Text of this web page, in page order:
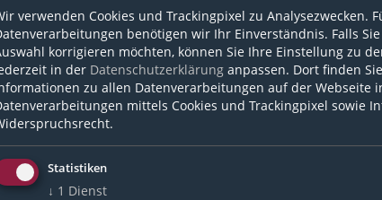
Anmelden
verwenden Cookies und Trackingpixel zu Analysezwecken.
benötigen wir Ihr Einverständnis. Falls
korrigieren möchten, können Sie Ihre Einstellung zu
in der Datenschutzerklärung anpassen. Dort finden
zu allen Datenverarbeitungen auf der Webseite
mittels Cookies und Trackingpixel sowie
Statistiken
↓ 1 Dienst